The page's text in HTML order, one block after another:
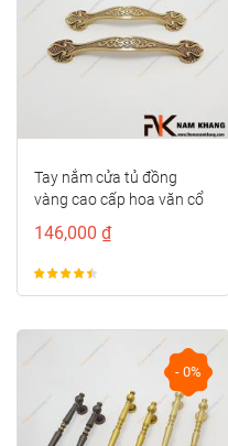
Tay nắm cửa tủ đồng
vàng cao cấp hoa văn cổ
146,000 ₫
- 0%